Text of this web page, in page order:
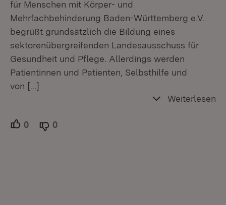
für Menschen mit Körper- und
Mehrfachbehinderung Baden-Württemberg e.V.
begrüßt grundsätzlich die Bildung eines
sektorenübergreifenden Landesausschuss für
Gesundheit und Pflege. Allerdings werden
Patientinnen und Patienten, Selbsthilfe und
von […]
Weiterlesen
0 Unterstützer.
0